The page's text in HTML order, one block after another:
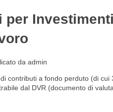
da admin
contributi a fondo perduto (di
dal DVR (documento di